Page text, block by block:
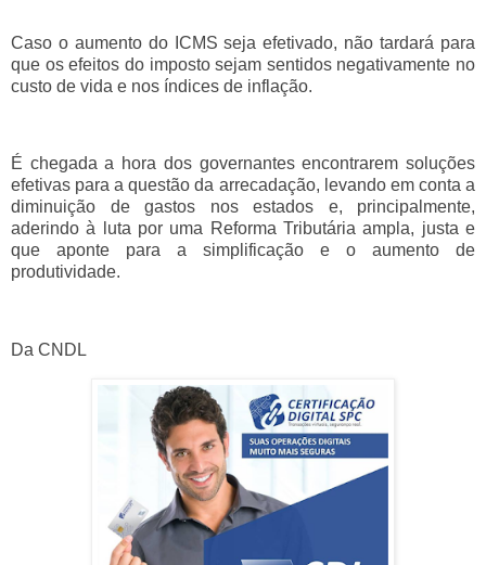
Caso o aumento do ICMS seja efetivado, não tardará para
que os efeitos do imposto sejam sentidos negativamente no
custo de vida e nos índices de inflação.
É chegada a hora dos governantes encontrarem soluções
efetivas para a questão da arrecadação, levando em conta a
diminuição de gastos nos estados e, principalmente,
aderindo à luta por uma Reforma Tributária ampla, justa e
que aponte para a simplificação e o aumento de
produtividade.
Da CNDL